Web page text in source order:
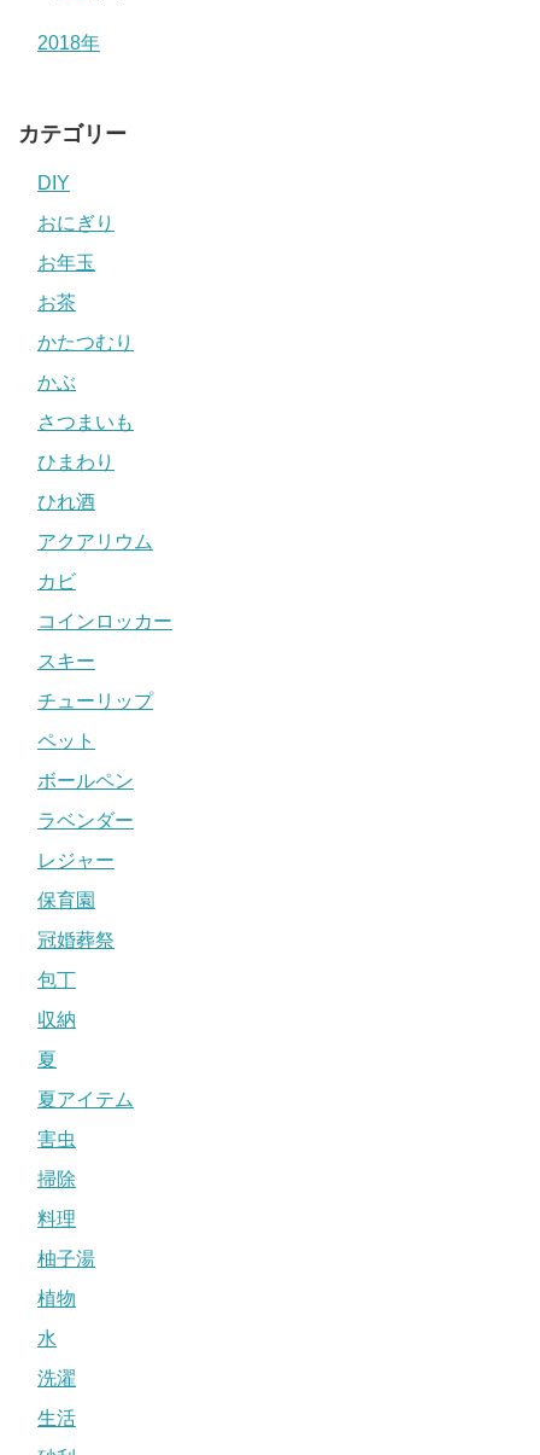
2018年
カテゴリー
DIY
おにぎり
お年玉
お茶
かたつむり
かぶ
さつまいも
ひまわり
ひれ酒
アクアリウム
カビ
コインロッカー
スキー
チューリップ
ペット
ボールペン
ラベンダー
レジャー
保育園
冠婚葬祭
包丁
収納
夏
夏アイテム
害虫
掃除
料理
柚子湯
植物
水
洗濯
生活